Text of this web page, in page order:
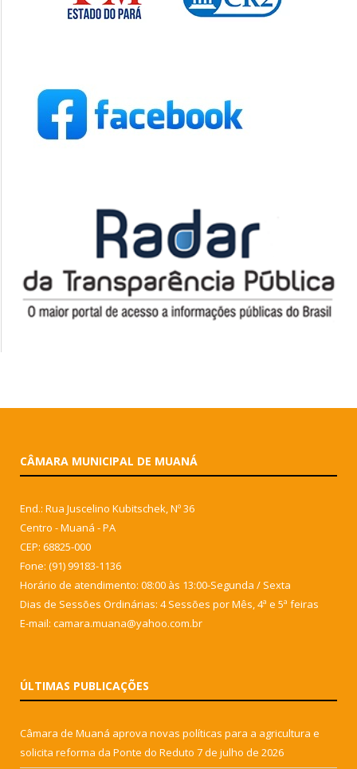
CÂMARA MUNICIPAL DE MUANÁ
End.: Rua Juscelino Kubitschek, Nº 36
Centro - Muaná - PA
CEP: 68825-000
Fone: (91) 99183-1136
Horário de atendimento: 08:00 às 13:00-Segunda / Sexta
Dias de Sessões Ordinárias: 4 Sessões por Mês, 4ª e 5ª feiras
E-mail: camara.muana@yahoo.com.br
ÚLTIMAS PUBLICAÇÕES
Câmara de Muaná aprova novas políticas para a agricultura e
solicita reforma da Ponte do Reduto 7 de julho de 2026